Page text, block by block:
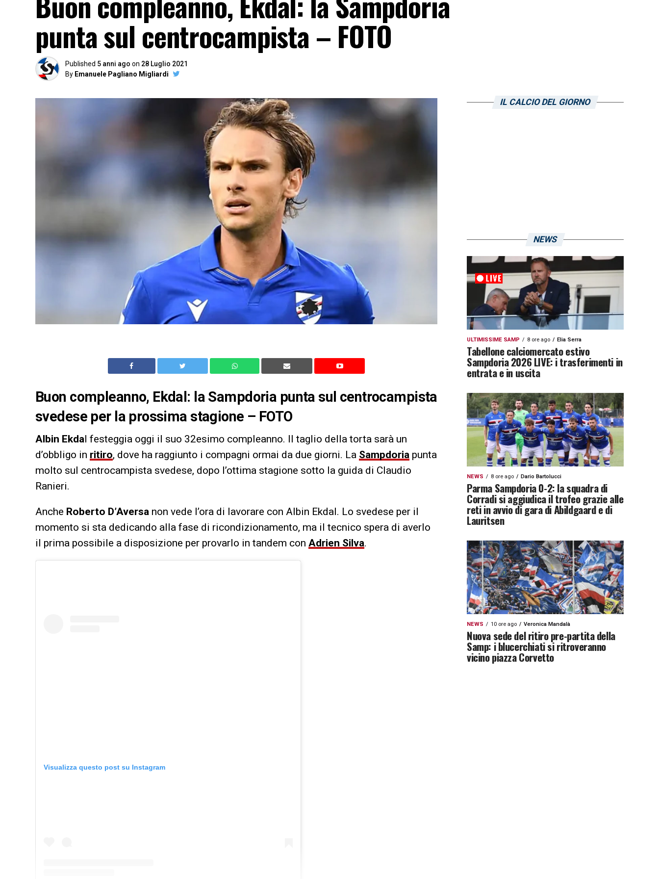
punta sul centrocampista – FOTO
Published 5 anni ago on 28 Luglio 2021
By Emanuele Pagliano Migliardi
Buon compleanno, Ekdal: la Sampdoria punta sul centrocampista
svedese per la prossima stagione – FOTO
Albin Ekdal festeggia oggi il suo 32esimo compleanno. Il taglio della torta sarà un
d’obbligo in ritiro, dove ha raggiunto i compagni ormai da due giorni. La Sampdoria punta
molto sul centrocampista svedese, dopo l’ottima stagione sotto la guida di Claudio
Ranieri.
Anche Roberto D’Aversa non vede l’ora di lavorare con Albin Ekdal. Lo svedese per il
momento si sta dedicando alla fase di ricondizionamento, ma il tecnico spera di averlo
il prima possibile a disposizione per provarlo in tandem con Adrien Silva.
Visualizza questo post su Instagram
IL CALCIO DEL GIORNO
NEWS
ULTIMISSIME SAMP 8 ore ago Elia Serra
Tabellone calciomercato estivo
Sampdoria 2026 LIVE: i trasferimenti in
entrata e in uscita
NEWS 8 ore ago Dario Bartolucci
Parma Sampdoria 0-2: la squadra di
Corradi si aggiudica il trofeo grazie alle
reti in avvio di gara di Abildgaard e di
Lauritsen
NEWS 10 ore ago Veronica Mandalà
Nuova sede del ritiro pre-partita della
Samp: i blucerchiati si ritroveranno
vicino piazza Corvetto